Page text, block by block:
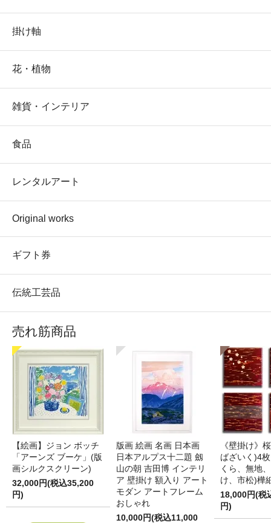
掛け軸
花・植物
雑貨・インテリア
食品
レンタルアート
Original works
ギフト券
伝統工芸品
売れ筋商品
【絵画】ジョン ボッチ
「アーンズ ブーケ」(版
画シルクスクリーン)
32,000円(税込35,200
円)
版画 絵画 名画 日本画
日本アルプス十二題 劔
山の朝 吉田博 インテリ
ア 壁掛け 額入り アート
モダン アートフレーム
おしゃれ
10,000円(税込11,000
《壁掛け》
ばざいく)4
くら、無地
け、市松)樺
18,000円(税
円)